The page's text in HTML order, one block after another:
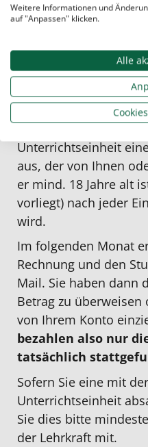
Unsere Lehrkraft füllt
Unterrichtseinheit
aus, der von Ihnen
er mind. 18 Jahre alt
vorliegt) nach jeder
wird.
Im folgenden Monat
Rechnung und den
Mail. Sie haben dann
Betrag zu
von Ihrem Konto
bezahlen also nur
tatsächlich
Sofern Sie eine mit
Unterrichtseinheit
Sie dies bitte
der Lehrkraft mit.
Weitere Informationen und
auf "Anpassen" klicken.
Alle